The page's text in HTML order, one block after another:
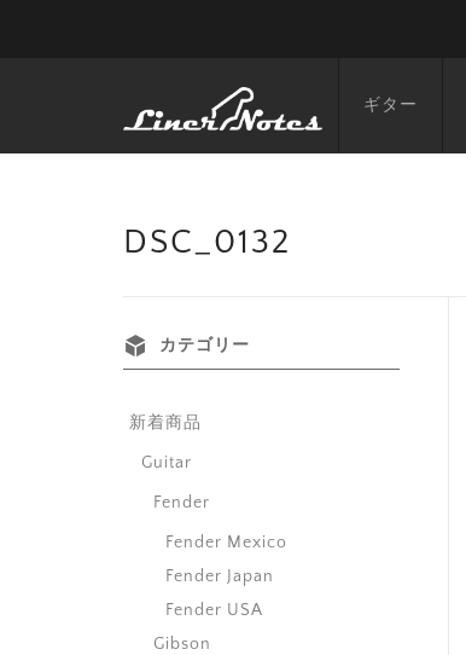
ギター
DSC_0132
カテゴリー
新着商品
Guitar
Fender
Fender Mexico
Fender Japan
Fender USA
Gibson